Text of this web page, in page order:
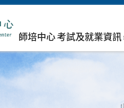
師培中心考試及就業資訊